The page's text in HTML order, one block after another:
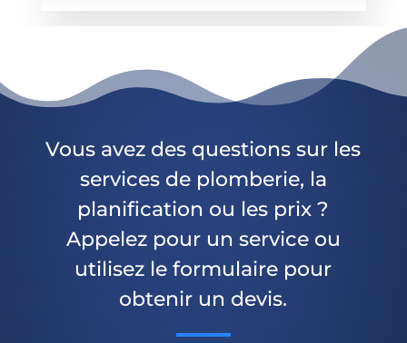
Vous avez des questions sur les
services de plomberie, la
planification ou les prix ?
Appelez pour un service ou
utilisez le formulaire pour
obtenir un devis.